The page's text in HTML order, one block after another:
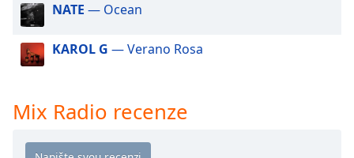
and
window.
Text
Color
NATE — Ocean
KAROL G — Verano Rosa
Mix Radio recenze